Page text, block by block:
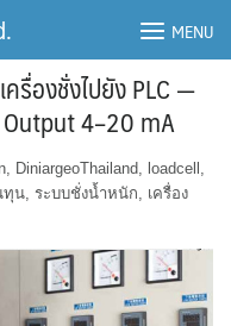
MENU
รื่องชั่งไปยัง PLC —
4–20 mA
, DiniargeoThailand, loadcell ,
ทุน, ระบบชั่งน้ำหนัก, เครื่อง